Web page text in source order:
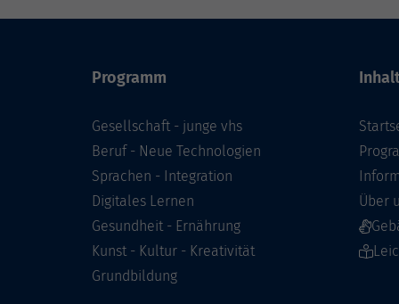
Programm
Gesellschaft - junge vhs
Beruf - Neue Technologien
Sprachen - Integration
Digitales Lernen
Gesundheit - Ernährung
Kunst - Kultur - Kreativität
Grundbildung
Über